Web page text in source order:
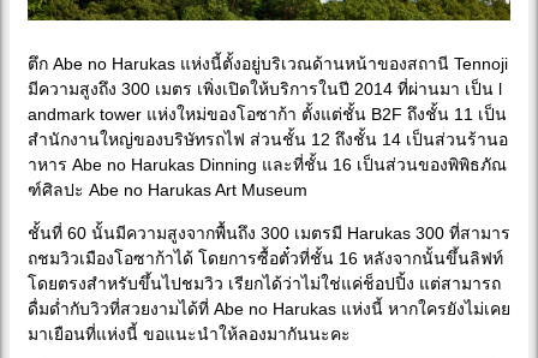
ตึก Abe no Harukas แห่งนี้ตั้งอยู่บริเวณด้านหน้าของสถานี Tennoji
มีความสูงถึง 300 เมตร เพิ่งเปิดให้บริการในปี 2014 ที่ผ่านมา เป็น l
andmark tower แห่งใหม่ของโอซาก้า ตั้งแต่ชั้น B2F ถึงชั้น 11 เป็น
สำนักงานใหญ่ของบริษัทรถไฟ ส่วนชั้น 12 ถึงชั้น 14 เป็นส่วนร้านอ
าหาร Abe no Harukas Dinning และที่ชั้น 16 เป็นส่วนของพิพิธภัณ
ฑ์ศิลปะ Abe no Harukas Art Museum
ชั้นที่ 60 นั้นมีความสูงจากพื้นถึง 300 เมตรมี Harukas 300 ที่สามาร
ถชมวิวเมืองโอซาก้าได้ โดยการซื้อตั๋วที่ชั้น 16 หลังจากนั้นขึ้นลิฟท์
โดยตรงสำหรับขึ้นไปชมวิว เรียกได้ว่าไม่ใช่แค่ช็อปปิ้ง แต่สามารถ
ดื่มด่ำกับวิวที่สวยงามได้ที่ Abe no Harukas แห่งนี้ หากใครยังไม่เคย
มาเยือนที่แห่งนี้ ขอแนะนำให้ลองมากันนะคะ